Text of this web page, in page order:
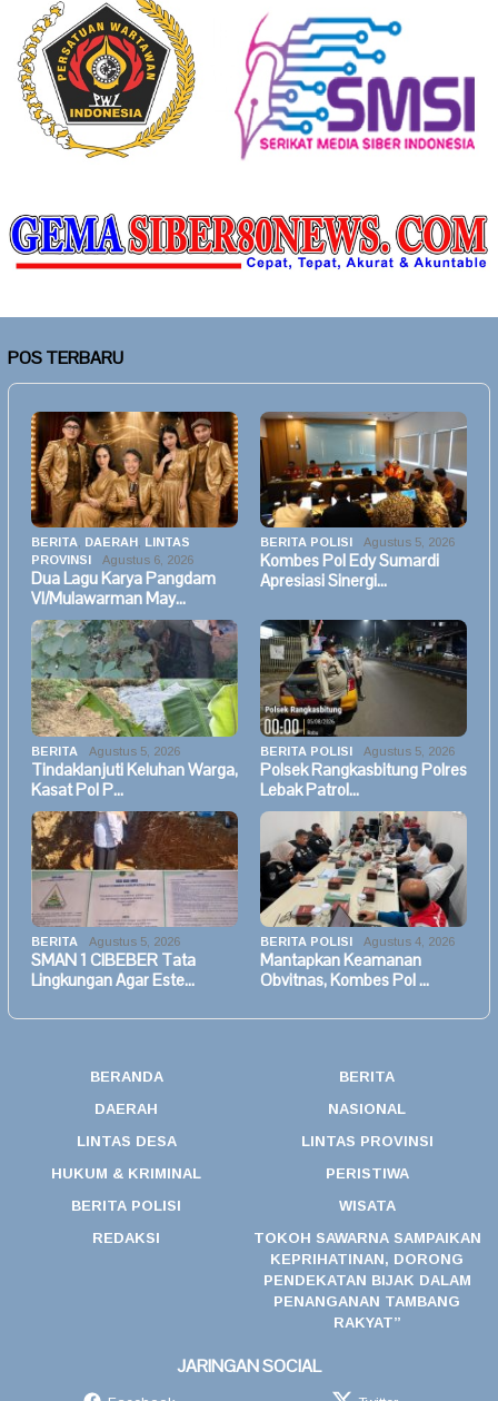
POS TERBARU
BERITA DAERAH
LINTAS
PROVINSI
Agustus 6, 2026
Dua Lagu Karya Pangdam
VI/Mulawarman May…
BERITA POLISI Agustus 5, 2026
Kombes Pol Edy Sumardi
Apresiasi Sinergi…
BERITA Agustus 5, 2026
Tindaklanjuti Keluhan Warga,
Kasat Pol P…
BERITA POLISI Agustus 5, 2026
Polsek Rangkasbitung Polres
Lebak Patrol…
BERITA Agustus 5, 2026
SMAN 1 CIBEBER Tata
Lingkungan Agar Este…
BERITA POLISI Agustus 4, 2026
Mantapkan Keamanan
Obvitnas, Kombes Pol …
BERANDA
BERITA
DAERAH
NASIONAL
LINTAS DESA
LINTAS PROVINSI
HUKUM & KRIMINAL
PERISTIWA
BERITA POLISI
WISATA
REDAKSI
TOKOH SAWARNA SAMPAIKAN
KEPRIHATINAN, DORONG
PENDEKATAN BIJAK DALAM
PENANGANAN TAMBANG
RAKYAT”
JARINGAN SOCIAL